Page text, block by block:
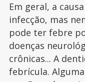
Em geral, a
infecção, mas
pode ter febre
doenças
crônicas... A
febrícula.